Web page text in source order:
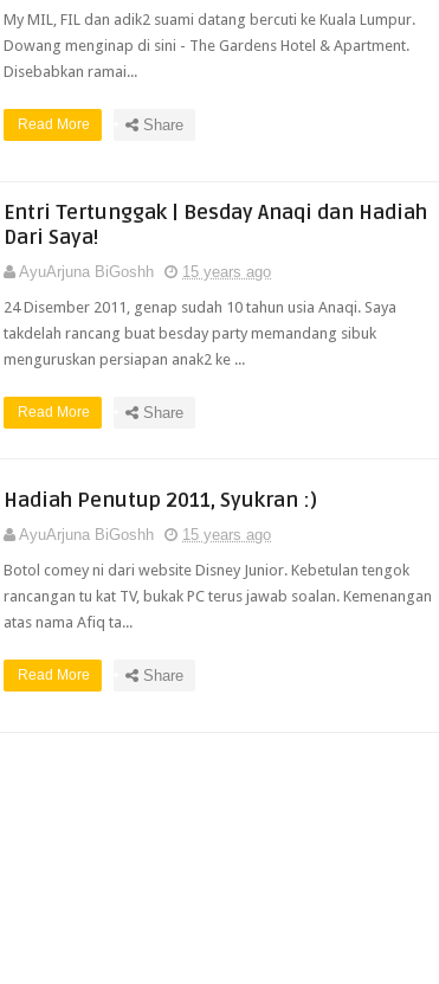
My MIL, FIL dan adik2 suami datang bercuti ke Kuala Lumpur.
Dowang menginap di sini - The Gardens Hotel & Apartment.
Disebabkan ramai...
Read More Share
Entri Tertunggak | Besday Anaqi dan Hadiah
Dari Saya!
AyuArjuna BiGoshh
15 years ago
24 Disember 2011, genap sudah 10 tahun usia Anaqi. Saya
takdelah rancang buat besday party memandang sibuk
menguruskan persiapan anak2 ke ...
Read More Share
Hadiah Penutup 2011, Syukran :)
AyuArjuna BiGoshh
15 years ago
Botol comey ni dari website Disney Junior. Kebetulan tengok
rancangan tu kat TV, bukak PC terus jawab soalan. Kemenangan
atas nama Afiq ta...
Read More Share